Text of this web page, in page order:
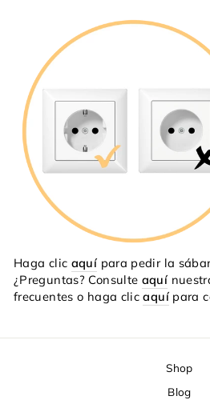
Haga clic aquí para pedir la
¿Preguntas? Consulte aquí
frecuentes o haga clicaquípara
Shop
Blog